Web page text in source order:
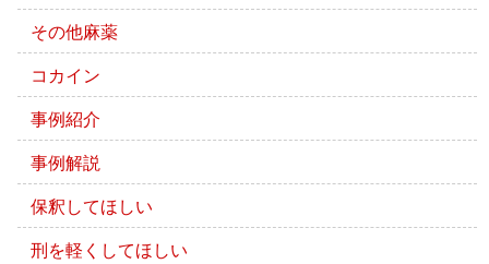
その他麻薬
コカイン
事例紹介
事例解説
保釈してほしい
刑を軽くしてほしい